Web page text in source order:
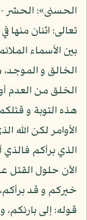
تعالى: اثنان
بين الأسماء
الخالق و الموجد،
الخلق من العدم
هذه التوبة و
الأوامر لكن الله
الذي برأكم
الآن حلول
خيركم و قد
قوله: إلى